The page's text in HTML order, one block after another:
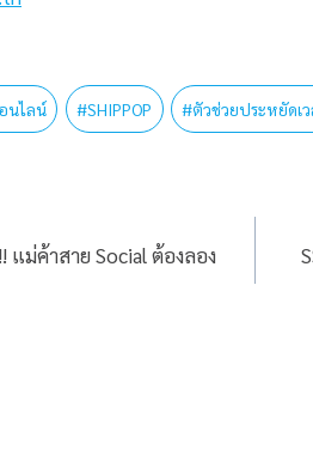
นไลน์ #SHIPPOP #ตัวช่วยประหยัดเว
แม่ค้าสาย Social ต้องลอง